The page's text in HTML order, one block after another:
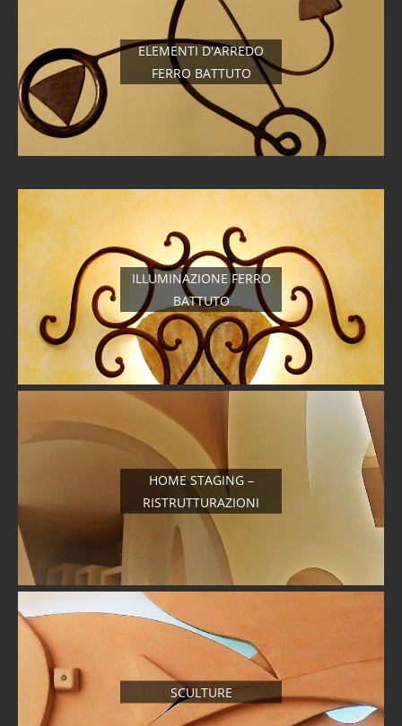
ELEMENTI D'ARREDO
FERRO BATTUTO
ILLUMINAZIONE FERRO
BATTUTO
HOME STAGING –
RISTRUTTURAZIONI
SCULTURE